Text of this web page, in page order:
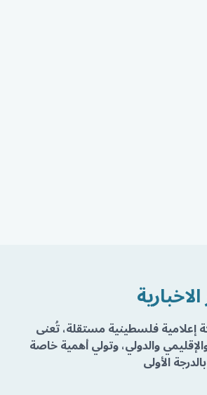
إعلامية فلسطينية مستقلة، تُعنى
والدولي، وتولي أهمية خاصة
الأولى